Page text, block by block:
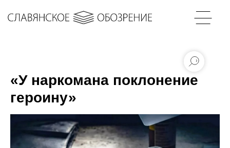
«У наркомана поклонение
героину»